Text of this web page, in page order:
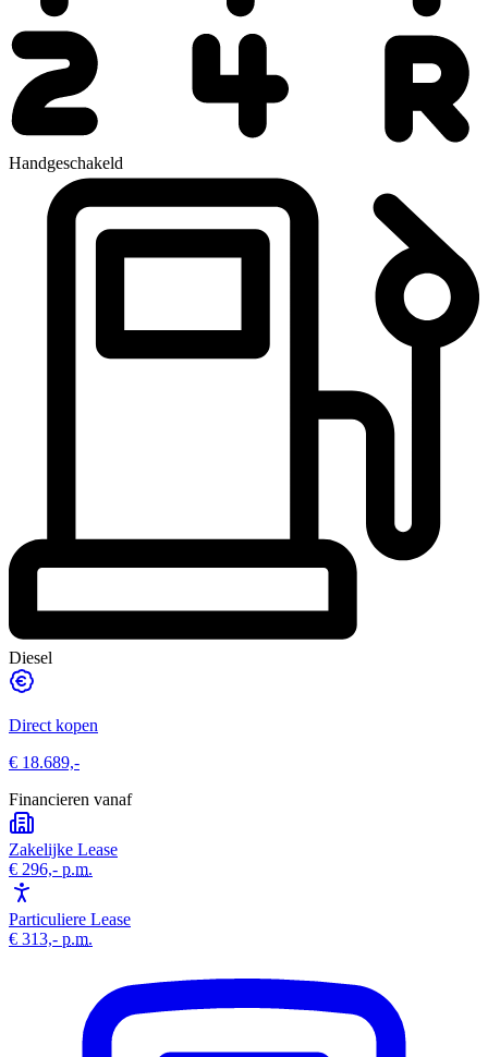
Handgeschakeld
Diesel
Direct kopen
€ 18.689,-
Financieren vanaf
Zakelijke Lease
€ 296,- p.m.
Particuliere Lease
€ 313,- p.m.